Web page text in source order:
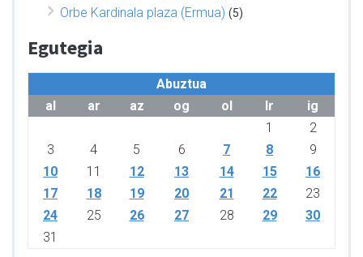
Orbe Kardinala plaza (Ermua) (5)
Egutegia
Abuztua
al
ar az og ol lr
ig
1
2
3
4 5 6 7 8
9
10
11 12 13 14 15
16
17
18 19 20 21 22
23
24
25 26 27 28 29
30
31